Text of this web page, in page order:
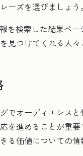
ーズを選びましょう。
を検索した結果ペ
見つけてくれる人
でオーディエンス
を進めることが重
る価値についての情